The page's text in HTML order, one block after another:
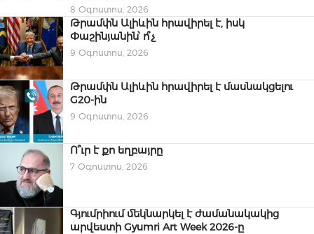
8 Օգոստոս, 2026
Թրամփն Ալիևին հրավիրել է, իսկ
Փաշինյանին՝ ո՞չ
9 Օգոստոս, 2026
Թրամփն Ալիևին հրավիրել է մասնակցելու
G20-ին
9 Օգոստոս, 2026
Ո՞ւր է քո եղբայրը
7 Օգոստոս, 2026
Գյումրիում մեկնարկել է ժամանակակից
արվեստի Gyumri Art Week 2026-ը